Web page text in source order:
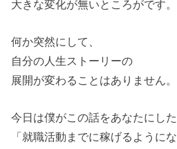
大きな変化が無いところがです。
何か突然にして、
自分の人生ストーリーの
展開が変わることはありません。
今日は僕がこの話をあなたにした
「就職活動までに稼げるように